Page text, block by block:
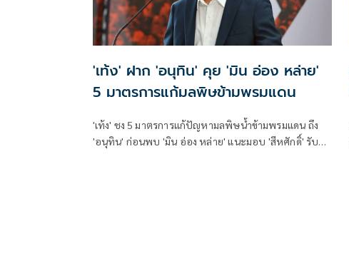
'เท้ง' ฝาก 'อนุทิน' คุย 'มิน อ่อง หล่าย'
5 มาตรการแก้มลพิษข้ามพรมแดน
'เท้ง' ชง 5 มาตรการแก้ปัญหามลพิษน้ำข้ามพรมแดน ถึง
'อนุทิน' ก่อนพบ 'มิน อ่อง หล่าย' แนะมอบ 'สีหศักดิ์' รับผิด